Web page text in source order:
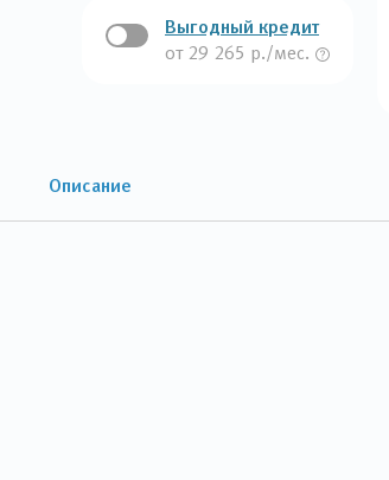
Выгодный кредит
от 29 265 р./мес.
Описание